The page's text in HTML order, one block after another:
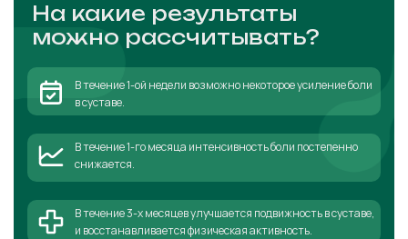
На какие результаты
можно рассчитывать?
В течение 1-ой недели возможно некоторое усиление боли
в суставе.
В течение 1-го месяца интенсивность боли постепенно
снижается.
В течение 3-х месяцев улучшается подвижность в суставе,
и восстанавливается физическая активность.